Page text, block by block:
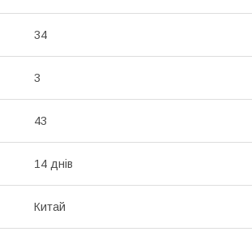
34
3
43
14 днів
Китай